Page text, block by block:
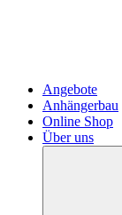
Angebote
Anhängerbau
Online Shop
Über uns